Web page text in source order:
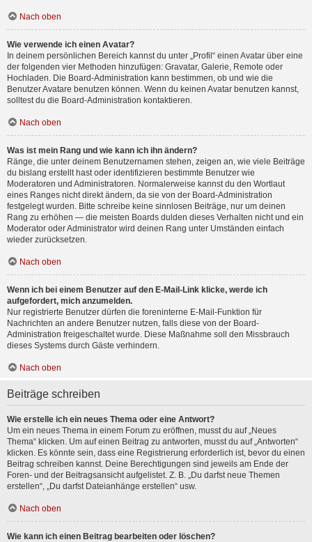
Nach oben
Wie verwende ich einen Avatar?
In deinem persönlichen Bereich kannst du unter „Profil“ einen Avatar über eine
der folgenden vier Methoden hinzufügen: Gravatar, Galerie, Remote oder
Hochladen. Die Board-Administration kann bestimmen, ob und wie die
Benutzer Avatare benutzen können. Wenn du keinen Avatar benutzen kannst,
solltest du die Board-Administration kontaktieren.
Nach oben
Was ist mein Rang und wie kann ich ihn ändern?
Ränge, die unter deinem Benutzernamen stehen, zeigen an, wie viele Beiträge
du bislang erstellt hast oder identifizieren bestimmte Benutzer wie
Moderatoren und Administratoren. Normalerweise kannst du den Wortlaut
eines Ranges nicht direkt ändern, da sie von der Board-Administration
festgelegt wurden. Bitte schreibe keine sinnlosen Beiträge, nur um deinen
Rang zu erhöhen — die meisten Boards dulden dieses Verhalten nicht und ein
Moderator oder Administrator wird deinen Rang unter Umständen einfach
wieder zurücksetzen.
Nach oben
Wenn ich bei einem Benutzer auf den E-Mail-Link klicke, werde ich
aufgefordert, mich anzumelden.
Nur registrierte Benutzer dürfen die foreninterne E-Mail-Funktion für
Nachrichten an andere Benutzer nutzen, falls diese von der Board-
Administration freigeschaltet wurde. Diese Maßnahme soll den Missbrauch
dieses Systems durch Gäste verhindern.
Nach oben
Beiträge schreiben
Wie erstelle ich ein neues Thema oder eine Antwort?
Um ein neues Thema in einem Forum zu eröffnen, musst du auf „Neues
Thema“ klicken. Um auf einen Beitrag zu antworten, musst du auf „Antworten“
klicken. Es könnte sein, dass eine Registrierung erforderlich ist, bevor du einen
Beitrag schreiben kannst. Deine Berechtigungen sind jeweils am Ende der
Foren- und der Beitragsansicht aufgelistet. Z. B. „Du darfst neue Themen
erstellen“, „Du darfst Dateianhänge erstellen“ usw.
Nach oben
Wie kann ich einen Beitrag bearbeiten oder löschen?